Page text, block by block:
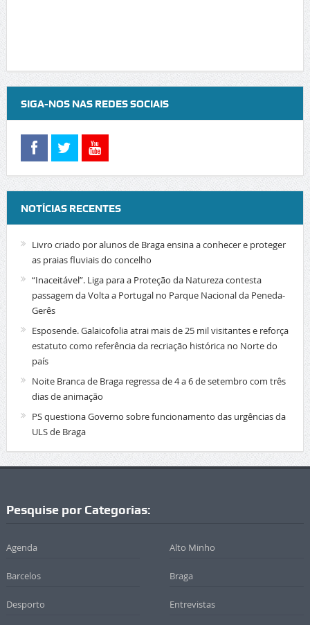
SIGA-NOS NAS REDES SOCIAIS
NOTÍCIAS RECENTES
Livro criado por alunos de Braga ensina a conhecer e proteger
as praias fluviais do concelho
“Inaceitável”. Liga para a Proteção da Natureza contesta
passagem da Volta a Portugal no Parque Nacional da Peneda-
Gerês
Esposende. Galaicofolia atrai mais de 25 mil visitantes e reforça
estatuto como referência da recriação histórica no Norte do
país
Noite Branca de Braga regressa de 4 a 6 de setembro com três
dias de animação
PS questiona Governo sobre funcionamento das urgências da
ULS de Braga
Pesquise por Categorias:
Agenda Alto Minho
Barcelos Braga
Desporto Entrevistas